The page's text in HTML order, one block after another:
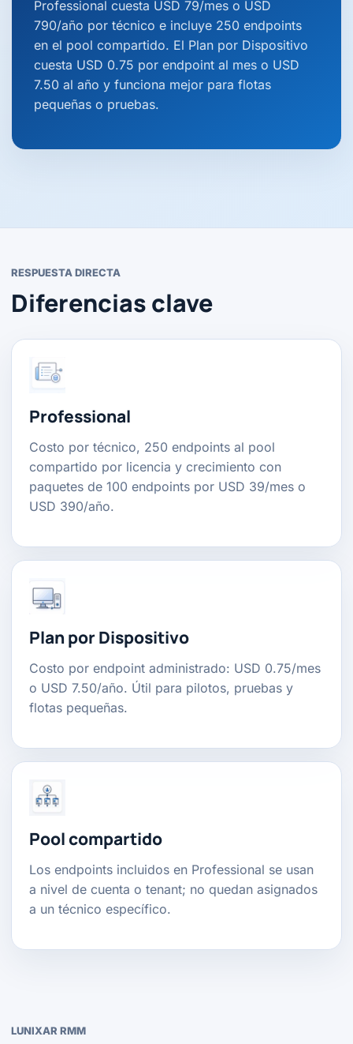
Professional cuesta USD 79/mes o USD
790/año por técnico e incluye 250 endpoints
en el pool compartido. El Plan por Dispositivo
cuesta USD 0.75 por endpoint al mes o USD
7.50 al año y funciona mejor para flotas
pequeñas o pruebas.
RESPUESTA DIRECTA
Diferencias clave
Professional
Costo por técnico, 250 endpoints al pool
compartido por licencia y crecimiento con
paquetes de 100 endpoints por USD 39/mes o
USD 390/año.
Plan por Dispositivo
Costo por endpoint administrado: USD 0.75/mes
o USD 7.50/año. Útil para pilotos, pruebas y
flotas pequeñas.
Pool compartido
Los endpoints incluidos en Professional se usan
a nivel de cuenta o tenant; no quedan asignados
a un técnico específico.
LUNIXAR RMM